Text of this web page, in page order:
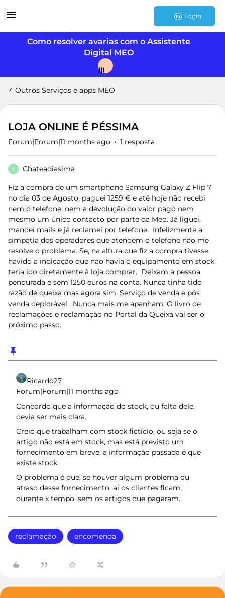
Login
Como resolver avarias com o Assistente
Digital MEO
J
Outros Serviços e apps MEO
LOJA ONLINE É PÉSSIMA
Forum|Forum|11 months ago 1 resposta
C Chateadiasima
Fiz a compra de um smartphone Samsung Galaxy Z Flip 7
no dia 03 de Agosto, paguei 1259 € e até hoje não recebi
nem o telefone, nem a devolução do valor pago nem
mesmo um único contacto por parte da Meo. Já liguei,
mandei mails e já reclamei por telefone. Infelizmente a
simpatia dos operadores que atendem o telefone não me
resolve o problema. Se, na altura que fiz a compra tivesse
havido a indicação que não havia o equipamento em stock
teria ido diretamente à loja comprar. Deixam a pessoa
pendurada e sem 1250 euros na conta. Nunca tinha tido
razão de queixa mas agora sim. Serviço de venda e pós
venda deplorável . Nunca mais me apanham. O livro de
reclamações e reclamação no Portal da Queixa vai ser o
próximo passo.
Ricardo27
Forum|Forum|11 months ago
Concordo que a informação do stock, ou falta dele,
devia ser mais clara.
Creio que trabalham com stock fictício, ou seja se o
artigo não está em stock, mas está previsto um
fornecimento em breve, a informação passada é que
existe stock.
O problema é que, se houver algum problema ou
atraso desse fornecimento, aí os clientes ficam,
durante x tempo, sem os artigos que pagaram.
reclamação encomenda